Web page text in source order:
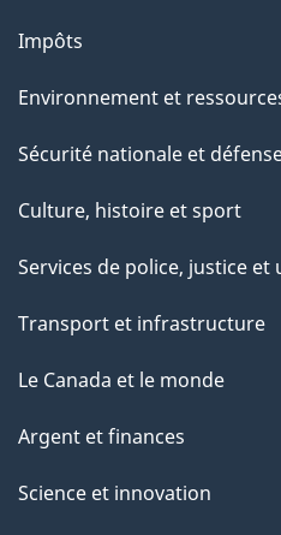
a
g
e
Impôts
Environnement et
Sécurité nationale et
Culture, histoire et sport
Services de police, justice et
Transport et infrastructure
Le Canada et le monde
Argent et finances
Science et innovation